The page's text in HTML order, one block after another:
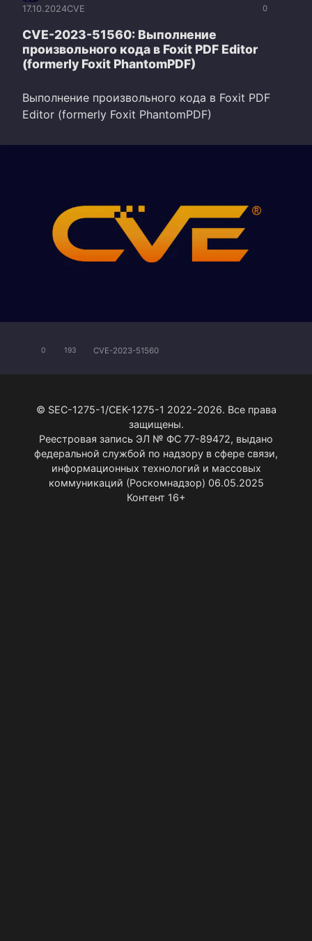
0
17.10.2024CVE
CVE-2023-51560: Выполнение
произвольного кода в Foxit PDF Editor
(formerly Foxit PhantomPDF)
Выполнение произвольного кода в Foxit PDF
Editor (formerly Foxit PhantomPDF)
0 193 CVE-2023-51560
© SEC-1275-1/СЕК-1275-1 2022-2026. Все права
защищены.
Реестровая запись ЭЛ № ФС 77-89472, выдано
федеральной службой по надзору в сфере связи,
информационных технологий и массовых
коммуникаций (Роскомнадзор) 06.05.2025
Контент 16+